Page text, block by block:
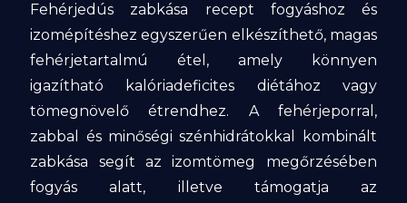
Fehérjedús zabkása recept fogyáshoz és
izomépítéshez egyszerűen elkészíthető, magas
fehérjetartalmú étel, amely könnyen
igazítható kalóriadeficites diétához vagy
tömegnövelő étrendhez. A fehérjeporral,
zabbal és minőségi szénhidrátokkal kombinált
zabkása segít az izomtömeg megőrzésében
fogyás alatt, illetve támogatja az